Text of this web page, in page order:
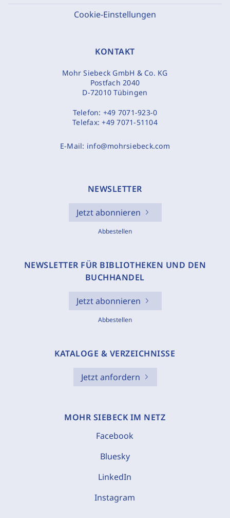
Cookie-Einstellungen
KONTAKT
Mohr Siebeck GmbH & Co. KG
Postfach 2040
D-72010 Tübingen
Telefon: +49 7071-923-0
Telefax:+49 7071-51104
E-Mail: info@mohrsiebeck.com
NEWSLETTER
Jetzt abonnieren
Abbestellen
NEWSLETTER FÜR BIBLIOTHEKEN UND DEN
BUCHHANDEL
Jetzt abonnieren
Abbestellen
KATALOGE & VERZEICHNISSE
Jetzt anfordern
MOHR SIEBECK IM NETZ
Facebook
Bluesky
LinkedIn
Instagram